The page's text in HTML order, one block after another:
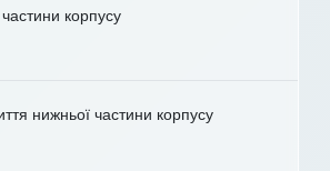
корпусу
нижньої частини корпусу